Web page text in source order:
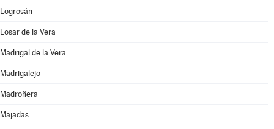
Logrosán
Losar de la Vera
Madrigal de la Vera
Madrigalejo
Madroñera
Majadas